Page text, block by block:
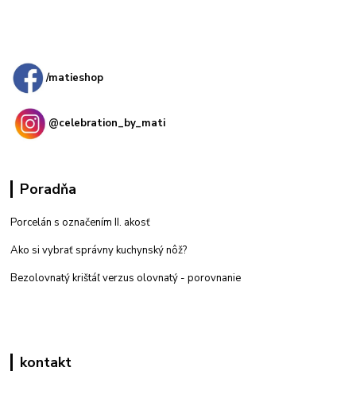
/matieshop
@celebration_by_mati
Poradňa
Porcelán s označením II. akosť
Ako si vybrať správny kuchynský nôž?
Bezolovnatý krištáľ verzus olovnatý - porovnanie
kontakt